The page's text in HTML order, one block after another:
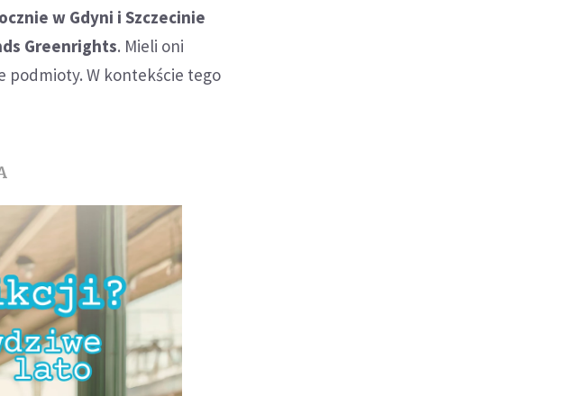
w Gdyni i Szczecinie
Greenrights. Mieli oni
podmioty. W kontekście tego